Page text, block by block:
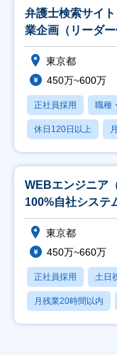
弁護士検索サイ
業企画（リーダー
東京都
450万~600万
正社員採用 職種
休日120日以上
WEBエンジニア
100%自社システ
東京都
450万~660万
正社員採用 土日
月残業20時間以内